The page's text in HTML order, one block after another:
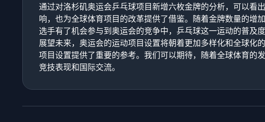
通过对洛杉矶奥运会乒乓球项目新增六枚金牌的分析，可以看
响，也为全球体育项目的改革提供了借鉴。随着金牌数量的增
选手有了机会参与到奥运会的竞争中，乒乓球这一运动的普及
展望未来，奥运会的运动项目设置将朝着更加多样化和全球化
项目设置提供了重要的参考。我们可以期待，随着全球体育的
竞技表现和国际交流。